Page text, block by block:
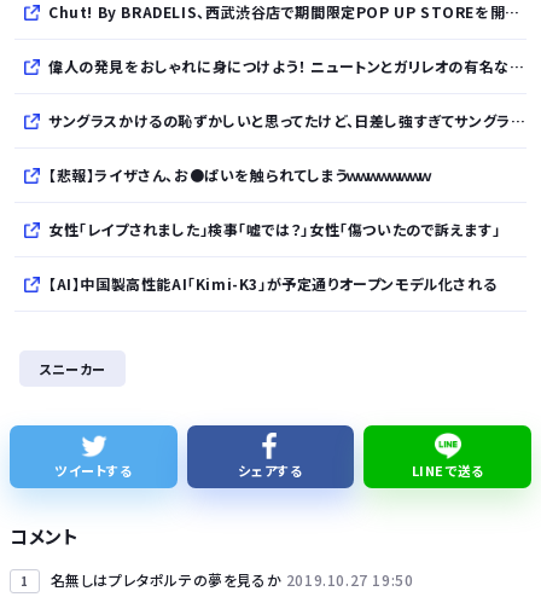
Chut! By BRADELIS、西武渋谷店で期間限定POP UP STOREを開催！全商品展開＆新作10%OFFの特別な6日間
偉人の発見をおしゃれに身につけよう！ ニュートンとガリレオの有名な発見をモチーフにした、クールタッチTシャツ＆トートバッグが発売されました【QurioStore】
サングラスかけるの恥ずかしいと思ってたけど、日差し強すぎてサングラスかけ始めたわ
【悲報】ライザさん、お●ぱいを触られてしまうｗｗｗｗｗｗｗｗ
女性「レイプされました」検事「嘘では？」女性「傷ついたので訴えます」
【AI】中国製高性能AI「Kimi-K3」が予定通りオープンモデル化される
【悲報】倉持由香、息子の「自閉スペクトラム症」診断にショックで涙… 見逃していた乳幼児期のサインとは？
スニーカー
ツイートする シェアする LINEで送る
コメント
1 名無しはプレタポルテの夢を見るか 2019.10.27 19:50